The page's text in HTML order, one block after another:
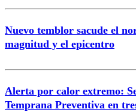
Nuevo temblor sacude el
magnitud y el epicentro
Alerta por calor extremo:
Temprana Preventiva en